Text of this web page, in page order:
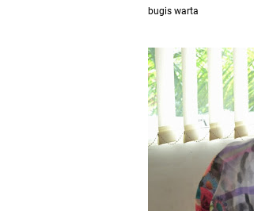
bugis warta